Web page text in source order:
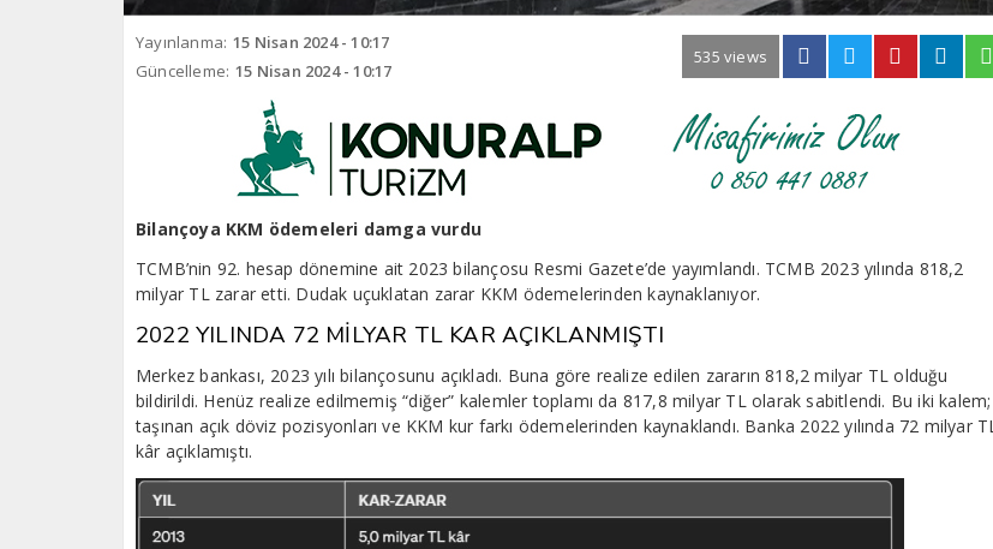
Yayınlanma: 15 Nisan 2024 - 10:17
Güncelleme: 15 Nisan 2024 - 10:17
535 views
Bilançoya KKM ödemeleri damga vurdu
TCMB’nin 92. hesap dönemine ait 2023 bilançosu Resmi Gazete’de yayımlandı. TCMB 2023 yılında 818,2
milyar TL zarar etti. Dudak uçuklatan zarar KKM ödemelerinden kaynaklanıyor.
2022 YILINDA 72 MİLYAR TL KAR AÇIKLANMIŞTI
Merkez bankası, 2023 yılı bilançosunu açıkladı. Buna göre realize edilen zararın 818,2 milyar TL olduğu
bildirildi. Henüz realize edilmemiş “diğer” kalemler toplamı da 817,8 milyar TL olarak sabitlendi. Bu iki kalem;
taşınan açık döviz pozisyonları ve KKM kur farkı ödemelerinden kaynaklandı. Banka 2022 yılında 72 milyar TL
kâr açıklamıştı.